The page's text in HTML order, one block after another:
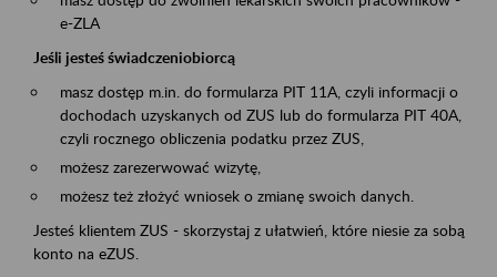
e-ZLA
Jeśli jesteś świadczeniobiorcą
masz dostęp m.in. do formularza PIT 11A, czyli informacji o
dochodach uzyskanych od ZUS lub do formularza PIT 40A,
czyli rocznego obliczenia podatku przez ZUS,
możesz zarezerwować wizytę,
możesz też złożyć wniosek o zmianę swoich danych.
Jesteś klientem ZUS - skorzystaj z ułatwień, które niesie za sobą
konto na eZUS.